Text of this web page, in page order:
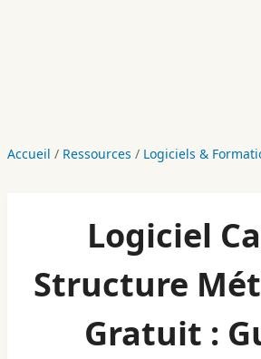
Accueil / Ressources / Logiciels &
Logiciel
Structure
Gratuit :